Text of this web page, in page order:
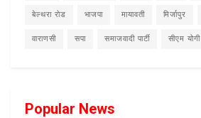
बेल्थरा रोड भाजपा मायावती मिर्जापुर
वाराणसी सपा समाजवादी पार्टी सीएम योगी
Popular News